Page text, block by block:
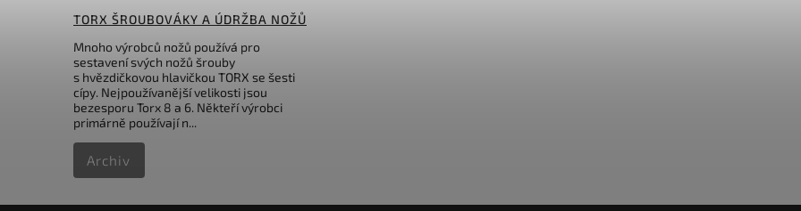
TORX ŠROUBOVÁKY A ÚDRŽBA NOŽŮ
Mnoho výrobců nožů používá pro
sestavení svých nožů šrouby
s hvězdičkovou hlavičkou TORX se šesti
cípy. Nejpoužívanější velikosti jsou
bezesporu Torx 8 a 6. Někteří výrobci
primárně používají n...
Archiv